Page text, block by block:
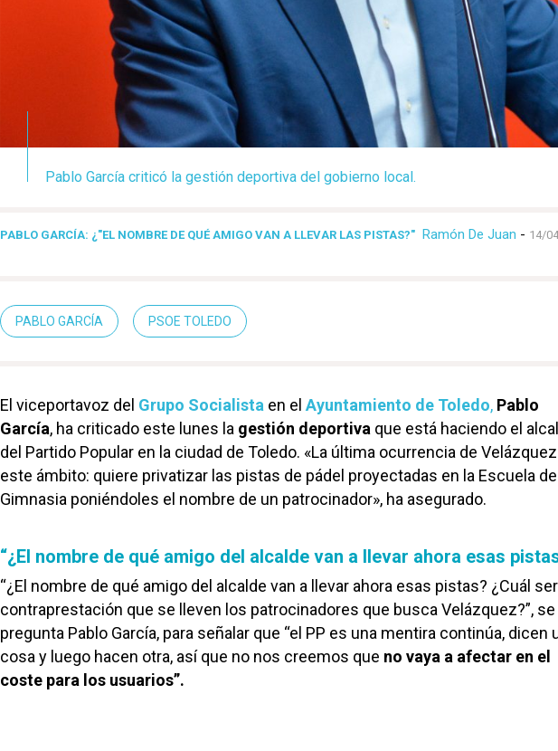
Pablo García criticó la gestión deportiva del gobierno local.
PABLO GARCÍA: ¿"EL NOMBRE DE QUÉ AMIGO VAN A LLEVAR LAS PISTAS?" Ramón De Juan - 14/
PABLO GARCÍA PSOE TOLEDO
El viceportavoz del Grupo Socialista en el Ayuntamiento de Toledo, Pablo
García, ha criticado este lunes la gestión deportiva que está haciendo el
del Partido Popular en la ciudad de Toledo. «La última ocurrencia de
este ámbito: quiere privatizar las pistas de pádel proyectadas en la Escuela de
Gimnasia poniéndoles el nombre de un patrocinador», ha asegurado.
“¿El nombre de qué amigo del alcalde van a llevar ahora esas
“¿El nombre de qué amigo del alcalde van a llevar ahora esas pistas? ¿Cuál
contraprestación que se lleven los patrocinadores que busca Velázquez?”, se
pregunta Pablo García, para señalar que “el PP es una mentira continúa, dicen
cosa y luego hacen otra, así que no nos creemos que no vaya a afectar en el
coste para los usuarios”.